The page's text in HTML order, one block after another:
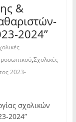
&
2024”
,Σχολικές
2023-
σχολικών
2024”